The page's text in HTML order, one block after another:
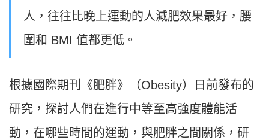
人，往往比晚上運動的人減肥效果最好，腰
圍和 BMI 值都更低。
根據國際期刊《肥胖》（Obesity）日前發布的
研究，探討人們在進行中等至高強度體能活
動，在哪些時間的運動，與肥胖之間關係，研